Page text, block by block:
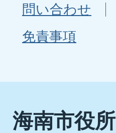
問い合わせ
免責事項
海南市役所